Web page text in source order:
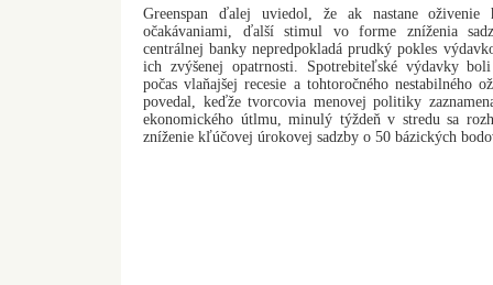
Greenspan ďalej uviedol, že ak nastane oživenie
očakávaniami, ďalší stimul vo forme zníženia
centrálnej banky nepredpokladá prudký pokles
ich zvýšenej opatrnosti. Spotrebiteľské výdavky
počas vlaňajšej recesie a tohtoročného nestabilného
povedal, keďže tvorcovia menovej politiky
ekonomického útlmu, minulý týždeň v stredu sa
zníženie kľúčovej úrokovej sadzby o 50 bázických